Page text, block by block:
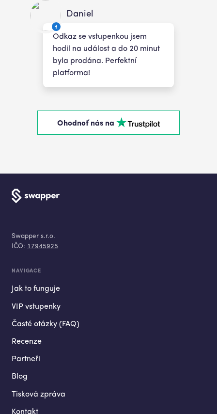
Daniel
Odkaz se vstupenkou jsem
hodil na událost a do 20 minut
byla prodána. Perfektní
platforma!
Ohodnoť nás na
Swapper s.r.o.
IČO: 17945925
NAVIGACE
Jak to funguje
VIP vstupenky
Časté otázky (FAQ)
Recenze
Partneři
Blog
Tisková zpráva
Kontakt